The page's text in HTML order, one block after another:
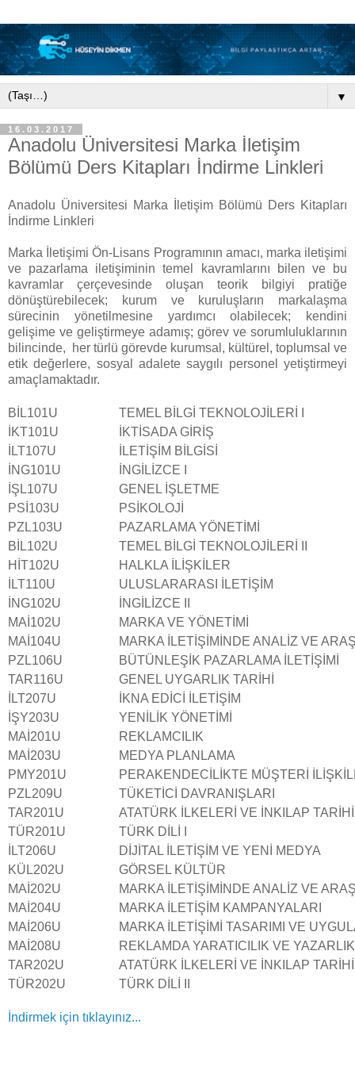
▼
16.03.2017
Anadolu Üniversitesi Marka İletişim
Bölümü Ders Kitapları İndirme Linkleri
Anadolu Üniversitesi Marka İletişim Bölümü Ders Kitapları
İndirme Linkleri
Marka İletişimi Ön-Lisans Programının amacı, marka iletişimi
ve pazarlama iletişiminin temel kavramlarını bilen ve bu
kavramlar çerçevesinde oluşan teorik bilgiyi pratiğe
dönüştürebilecek; kurum ve kuruluşların markalaşma
sürecinin yönetilmesine yardımcı olabilecek; kendini
gelişime ve geliştirmeye adamış; görev ve sorumluluklarının
bilincinde, her türlü görevde kurumsal, kültürel, toplumsal ve
etik değerlere, sosyal adalete saygılı personel yetiştirmeyi
amaçlamaktadır.
BİL101U
TEMEL BİLGİ TEKNOLOJİLERİ I
İKT101U
İKTİSADA GİRİŞ
İLT107U
İLETİŞİM BİLGİSİ
İNG101U
İNGİLİZCE I
İŞL107U
GENEL İŞLETME
PSİ103U
PSİKOLOJİ
PZL103U
PAZARLAMA YÖNETİMİ
BİL102U
TEMEL BİLGİ TEKNOLOJİLERİ II
HİT102U
HALKLA İLİŞKİLER
İLT110U
ULUSLARARASI İLETİŞİM
İNG102U
İNGİLİZCE II
MAİ102U
MARKA VE YÖNETİMİ
MAİ104U
MARKA İLETİŞİMİNDE ANALİZ VE
PZL106U
BÜTÜNLEŞİK PAZARLAMA İLETİŞİMİ
TAR116U
GENEL UYGARLIK TARİHİ
İLT207U
İKNA EDİCİ İLETİŞİM
İŞY203U
YENİLİK YÖNETİMİ
MAİ201U
REKLAMCILIK
MAİ203U
MEDYA PLANLAMA
PMY201U
PERAKENDECİLİKTE MÜŞTERİ
PZL209U
TÜKETİCİ DAVRANIŞLARI
TAR201U
ATATÜRK İLKELERİ VE İNKILAP
TÜR201U
TÜRK DİLİ I
İLT206U
DİJİTAL İLETİŞİM VE YENİ MEDYA
KÜL202U
GÖRSEL KÜLTÜR
MAİ202U
MARKA İLETİŞİMİNDE ANALİZ VE
MAİ204U
MARKA İLETİŞİM KAMPANYALARI
MAİ206U
MARKA İLETİŞİMİ TASARIMI VE
MAİ208U
REKLAMDA YARATICILIK VE YAZARLIK
TAR202U
ATATÜRK İLKELERİ VE İNKILAP
TÜR202U
TÜRK DİLİ II
İndirmek için tıklayınız...